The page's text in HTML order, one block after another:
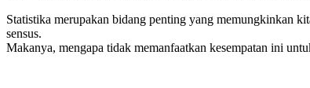
Statistika merupakan bidang penting yang memungkinkan
sensus.
Makanya, mengapa tidak memanfaatkan kesempatan ini